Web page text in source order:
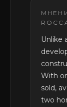
Unlike
With
sold,
two